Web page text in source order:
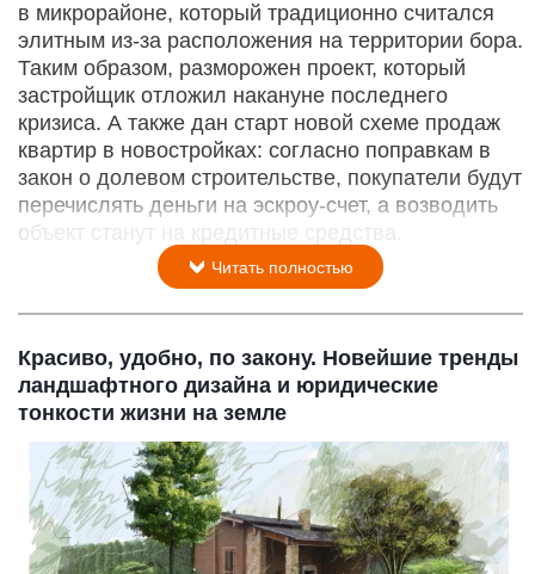
в микрорайоне, который традиционно считался
элитным из-за расположения на территории бора.
Таким образом, разморожен проект, который
застройщик отложил накануне последнего
кризиса. А также дан старт новой схеме продаж
квартир в новостройках: согласно поправкам в
закон о долевом строи­тельстве, покупатели будут
перечислять деньги на эскроу-счет, а возводить
объект станут на кредитные средства.
Читать полностью
Красиво, удобно, по закону. Новейшие тренды
ландшафтного дизайна и юридические
тонкости жизни на земле